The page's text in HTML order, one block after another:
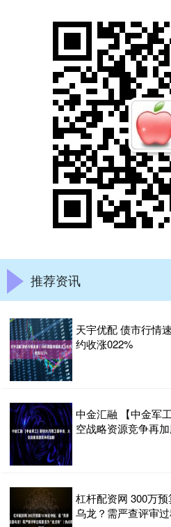
推荐资讯
天宇优配 债市行情
约收涨022%
中金汇融 【中金军
空战略资源竞争再
杠杆配资网 300万预
乌龙？需严查评审